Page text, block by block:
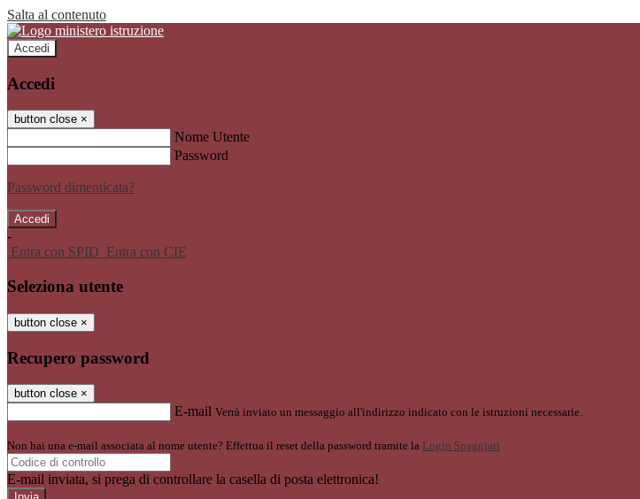
Salta al contenuto
Accedi
Accedi
button close ×
Nome Utente
Password
Password dimenticata?
-
Entra con SPID Entra con CIE
Seleziona utente
button close ×
Recupero password
button close ×
E-mail Verrà inviato un messaggio all'indirizzo indicato con le istruzioni necessarie.
Non hai una e-mail associata al nome utente? Effettua il reset della password tramite la Login Spaggiari
E-mail inviata, si prega di controllare la casella di posta elettronica!